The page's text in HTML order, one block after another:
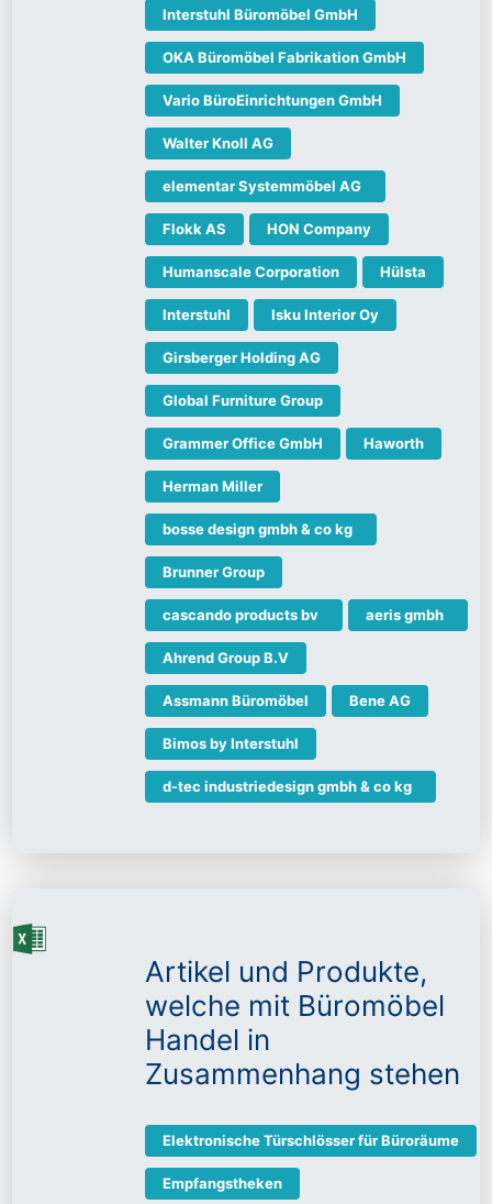
Interstuhl Büromöbel GmbH
OKA Büromöbel Fabrikation GmbH
Vario BüroEinrichtungen GmbH
Walter Knoll AG
elementar Systemmöbel AG
Flokk AS HON Company
Humanscale Corporation Hülsta
Interstuhl Isku Interior Oy
Girsberger Holding AG
Global Furniture Group
Grammer Office GmbH Haworth
Herman Miller
bosse design gmbh & co kg
Brunner Group
cascando products bv aeris gmbh
Ahrend Group B.V
Assmann Büromöbel Bene AG
Bimos by Interstuhl
d-tec industriedesign gmbh & co kg
Artikel und Produkte,
welche mit Büromöbel
Handel in
Zusammenhang stehen
Elektronische Türschlösser für Büroräume
Empfangstheken